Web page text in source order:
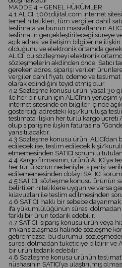
MADDE 4 – GENEL HÜKÜMLER
4.1 ALICI, 1001dijital.com internet
temel nitelikleri, tüm vergiler dahil
teslimata ve bunun masraflarının
teslimatın gerçekleştirileceği süreye ve
açık adresi ve iletişim bilgilerine
olduğunu ve elektronik ortamda
ALICI; bu sözleşmeyi elektronik
sözleşmelerin akdinden önce, Satıcı
gereken adres, siparişi verilen
vergiler dahil fiyatı, ödeme ve
olarak edindiğini teyid etmiş olur.
4.2 Sözleşme konusu ürün, yasal 30
ile her bir ürün için ALICI’nın yerleşim
internet sitesinde ön bilgiler içinde
gösterdiği adresteki kişi/kuruluşa
teslimata ilişkin her türlü kargo ücreti
olup siparişine ilişkin faturasına
yansıtılacaktır.
4.3 Sözleşme konusu ürün,
edilecek ise, teslim edilecek kişi/
etmemesinden SATICI sorumlu
4.4 Kargo firmasının, ürünü ALICI’ya
her türlü sorun nedeniyle, siparişi
edilememesinden dolayı SATICI
4.5 SATICI, sözleşme konusu ürünün
belirtilen niteliklere uygun ve varsa
kılavuzları ile teslim edilmesinden
4.6 SATICI, haklı bir sebebe
ifa yükümlülüğünün süresi dolmadan
farklı bir ürün tedarik edebilir.
4.7 SATICI, sipariş konusu ürün veya
imkansızlaşması halinde sözleşme
getiremezse, bu durumu,
süresi dolmadan tüketiciye bildirir ve
bir ürün tedarik edebilir.
4.8 Sözleşme konusu ürünün
nüshasının SATICI’ya ulaştırılmış